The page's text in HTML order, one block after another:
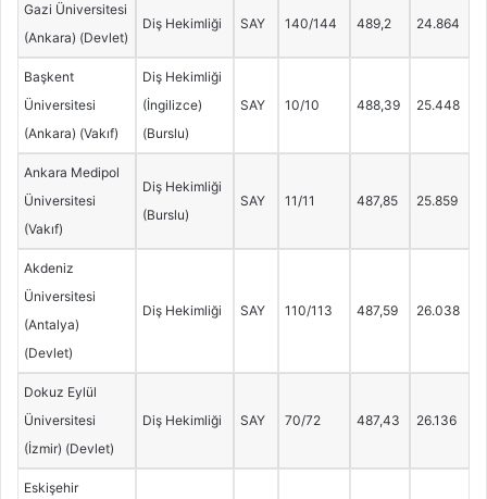
Gazi Üniversitesi
(Ankara) (Devlet)
Diş Hekimliği SAY 140/144 489,2 24.864
Başkent
Üniversitesi
(Ankara) (Vakıf)
Diş Hekimliği
(İngilizce)
(Burslu)
SAY 10/10 488,39 25.448
Ankara Medipol
Üniversitesi
(Vakıf)
Diş Hekimliği
(Burslu)
SAY 11/11 487,85 25.859
Akdeniz
Üniversitesi
(Antalya)
(Devlet)
Diş Hekimliği SAY 110/113 487,59 26.038
Dokuz Eylül
Üniversitesi
(İzmir) (Devlet)
Diş Hekimliği SAY 70/72 487,43 26.136
Eskişehir